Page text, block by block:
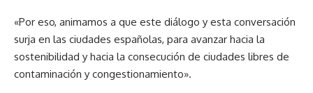
«Por eso, animamos a que este diálogo y esta conversación
surja en las ciudades españolas, para avanzar hacia la
sostenibilidad y hacia la consecución de ciudades libres de
contaminación y congestionamiento».